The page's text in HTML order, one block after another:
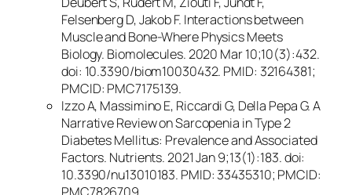
Felsenberg D, Jakob F. Interactions between
Muscle and Bone-Where Physics Meets
Biology. Biomolecules. 2020 Mar 10;10(3):432.
doi: 10.3390/biom10030432. PMID: 32164381;
PMCID: PMC7175139.
Izzo A, Massimino E, Riccardi G, Della Pepa G. A
Narrative Review on Sarcopenia in Type 2
Diabetes Mellitus: Prevalence and Associated
Factors. Nutrients. 2021 Jan 9;13(1):183. doi:
10.3390/nu13010183. PMID: 33435310; PMCID: